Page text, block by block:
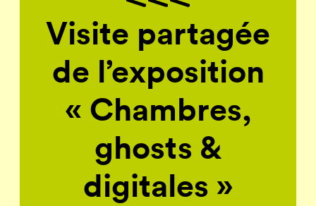
Visite partagée
de l’exposition
« Chambres,
ghosts &
digitales »